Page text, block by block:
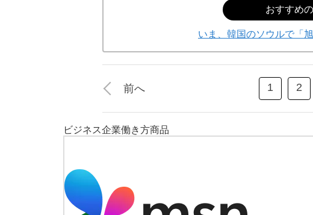
おすすめ
いま、韓国のソウルで「
前へ 1 2
ビジネス企業働き方商品